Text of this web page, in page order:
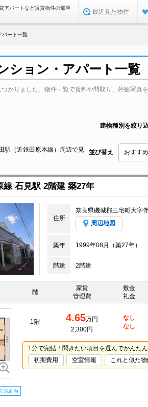
アパートなど賃貸物件の部屋
最近見た物件
パート一覧
ション・アパート一覧
かりました。物件一覧で賃料や間取り、外観写真を
建物種別を絞り
駅（近鉄田原本線）周辺で見
並び替え
線 石見駅 2階建 築27年
住所
奈良県磯城郡三宅町大字
周辺地図
築年
1999年08月（築27年）
階建 2階建
階
家賃
管理費
敷金
礼金
1階 4.65万円
2,300円
なし
なし
1分で完結！聞きたい項目を選んでかんたん
初期費用
空室情報 これと似た物
洗面台